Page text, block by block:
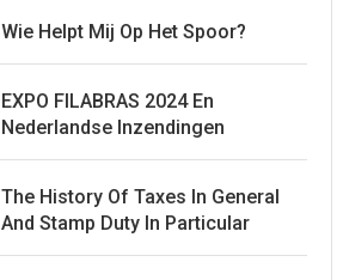
Wie Helpt Mij Op Het Spoor?
EXPO FILABRAS 2024 En
Nederlandse Inzendingen
The History Of Taxes In General
And Stamp Duty In Particular